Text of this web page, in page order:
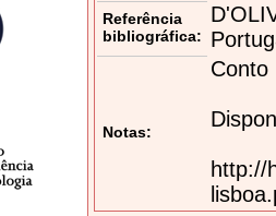
Referência
bibliográfica:
Notas:
Conto
http://